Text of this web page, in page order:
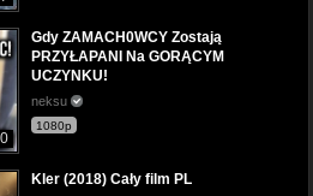
Gdy ZAMACH0WCY Zostają
PRZYŁAPANI Na GORĄCYM
UCZYNKU!
neksu
1080p
Kler (2018) Cały film PL